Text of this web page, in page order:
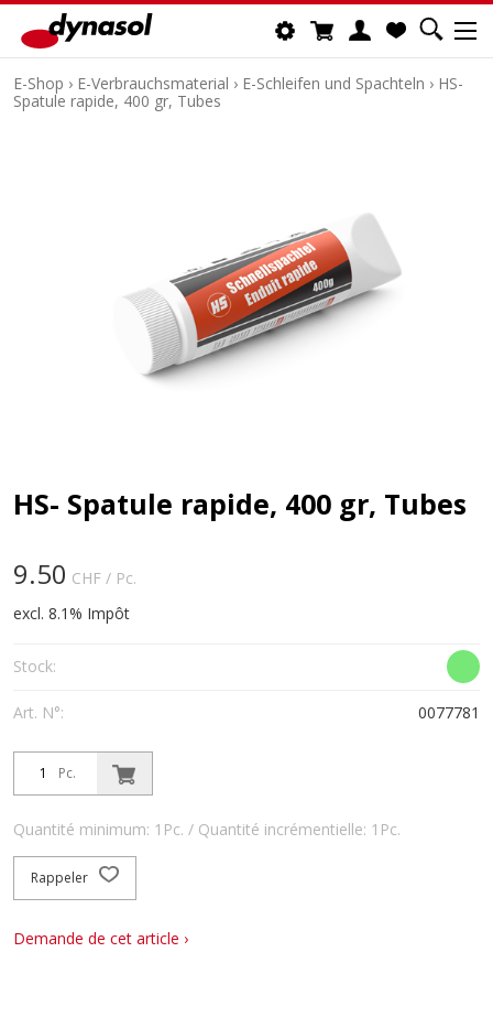
E-Shop › E-Verbrauchsmaterial › E-Schleifen und Spachteln › HS-
Spatule rapide, 400 gr, Tubes
HS- Spatule rapide, 400 gr, Tubes
9.50 CHF / Pc.
excl. 8.1% Impôt
Stock:
Art. N°: 0077781
Pc.
Quantité minimum: 1Pc. / Quantité incrémentielle: 1Pc.
Rappeler
Demande de cet article ›